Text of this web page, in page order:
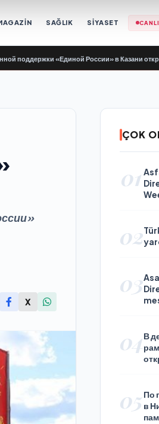
SAĞLIK SİYASET
«Единой России» в Казани
X
ÇOK
01
02
03
04В
05 По
в